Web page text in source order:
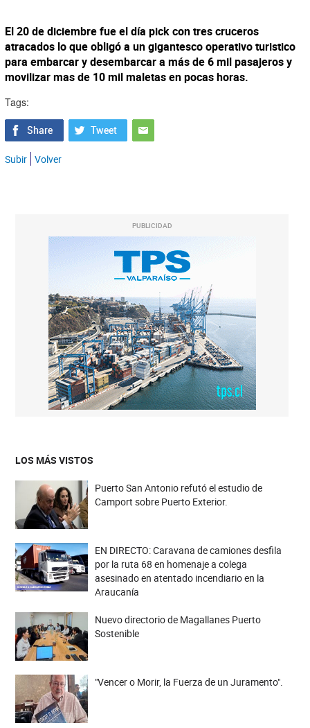
El 20 de diciembre fue el día pick con tres cruceros
atracados lo que obligó a un gigantesco operativo turistico
para embarcar y desembarcar a más de 6 mil pasajeros y
movilizar mas de 10 mil maletas en pocas horas.
Tags:
Subir Volver
PUBLICIDAD
LOS MÁS VISTOS
Puerto San Antonio refutó el estudio de
Camport sobre Puerto Exterior.
EN DIRECTO: Caravana de camiones desfila
por la ruta 68 en homenaje a colega
asesinado en atentado incendiario en la
Araucanía
Nuevo directorio de Magallanes Puerto
Sostenible
"Vencer o Morir, la Fuerza de un Juramento".